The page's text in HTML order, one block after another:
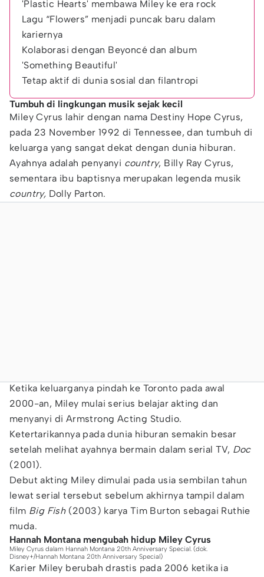
'Plastic Hearts' membawa Miley ke era rock
Lagu “Flowers” menjadi puncak baru dalam
kariernya
Kolaborasi dengan Beyoncé dan album
'Something Beautiful'
Tetap aktif di dunia sosial dan filantropi
Tumbuh di lingkungan musik sejak kecil
Miley Cyrus lahir dengan nama Destiny Hope Cyrus,
pada 23 November 1992 di Tennessee, dan tumbuh di
keluarga yang sangat dekat dengan dunia hiburan.
Ayahnya adalah penyanyi country, Billy Ray Cyrus,
sementara ibu baptisnya merupakan legenda musik
country, Dolly Parton.
Ketika keluarganya pindah ke Toronto pada awal
2000-an, Miley mulai serius belajar akting dan
menyanyi di Armstrong Acting Studio.
Ketertarikannya pada dunia hiburan semakin besar
setelah melihat ayahnya bermain dalam serial TV, Doc
(2001).
Debut akting Miley dimulai pada usia sembilan tahun
lewat serial tersebut sebelum akhirnya tampil dalam
film Big Fish (2003) karya Tim Burton sebagai Ruthie
muda.
Hannah Montana mengubah hidup Miley Cyrus
Miley Cyrus dalam Hannah Montana 20th Anniversary Special. (dok.
Disney+/Hannah Montana 20th Anniversary Special)
Karier Miley berubah drastis pada 2006 ketika ia